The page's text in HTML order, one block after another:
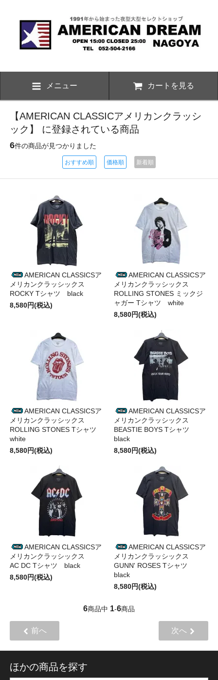
メニュー カートを見る
【AMERICAN CLASSICアメリカンクラッシ
ック】 に登録されている商品
6件の商品が見つかりました
おすすめ順 価格順 新着順
AMERICAN CLASSICSア
メリカンクラッシックス
ROCKY Tシャツ black
8,580円(税込)
AMERICAN CLASSICSア
メリカンクラッシックス
ROLLING STONES ミックジ
ャガー Tシャツ white
8,580円(税込)
AMERICAN CLASSICSア
メリカンクラッシックス
ROLLING STONES Tシャツ
white
8,580円(税込)
AMERICAN CLASSICSア
メリカンクラッシックス
BEASTIE BOYS Tシャツ
black
8,580円(税込)
AMERICAN CLASSICSア
メリカンクラッシックス
AC DC Tシャツ black
8,580円(税込)
AMERICAN CLASSICSア
メリカンクラッシックス
GUNN' ROSES Tシャツ
black
8,580円(税込)
6商品中 1-6商品
前へ 次へ
ほかの商品を探す